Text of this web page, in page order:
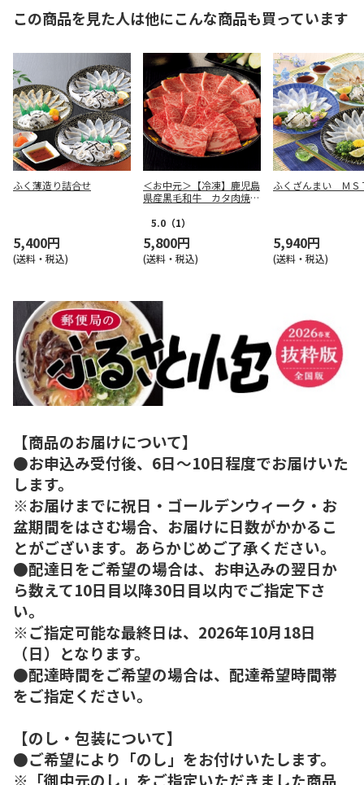
この商品を見た人は他にこんな商品も買っています
ふく薄造り詰合せ
5,400円
(送料・税込)
＜お中元＞【冷凍】鹿児島
県産黒毛和牛 カタ肉焼肉
5.0 （1）
5,800円
(送料・税込)
ふくざんまい ＭＳ
5,940円
(送料・税込)
【商品のお届けについて】
●お申込み受付後、6日～10日程度でお届けいた
します。
※お届けまでに祝日・ゴールデンウィーク・お
盆期間をはさむ場合、お届けに日数がかかるこ
とがございます。あらかじめご了承ください。
●配達日をご希望の場合は、お申込みの翌日か
ら数えて10日目以降30日目以内でご指定下さ
い。
※ご指定可能な最終日は、2026年10月18日
（日）となります。
●配達時間をご希望の場合は、配達希望時間帯
をご指定ください。
【のし・包装について】
●ご希望により「のし」をお付けいたします。
※「御中元のし」をご指定いただきました商品